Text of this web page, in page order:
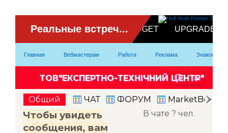
Главная Вебмастерам Работа Реклама Знакомство
ВидеоЧат
Партнерка
Модели
Контакты